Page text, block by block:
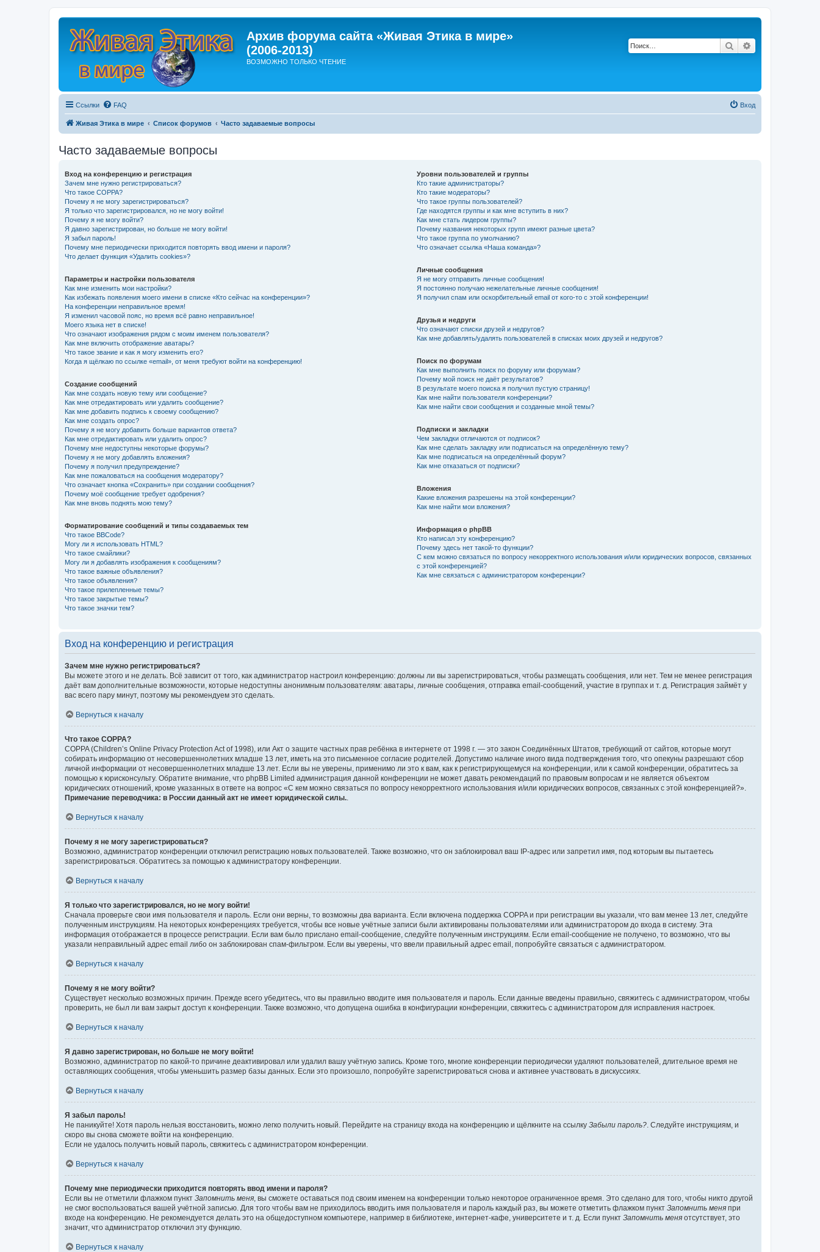
Архив форума сайта «Живая Этика в мире»
(2006-2013)
ВОЗМОЖНО ТОЛЬКО ЧТЕНИЕ
Поиск
Ссылки FAQ Вход
Живая Этика в мире Список форумов Часто задаваемые вопросы
Часто задаваемые вопросы
Вход на конференцию и регистрация
Зачем мне нужно регистрироваться?
Что такое COPPA?
Почему я не могу зарегистрироваться?
Я только что зарегистрировался, но не могу войти!
Почему я не могу войти?
Я давно зарегистрирован, но больше не могу войти!
Я забыл пароль!
Почему мне периодически приходится повторять ввод имени и пароля?
Что делает функция «Удалить cookies»?
Параметры и настройки пользователя
Как мне изменить мои настройки?
Как избежать появления моего имени в списке «Кто сейчас на конференции»?
На конференции неправильное время!
Я изменил часовой пояс, но время всё равно неправильное!
Моего языка нет в списке!
Что означают изображения рядом с моим именем пользователя?
Как мне включить отображение аватары?
Что такое звание и как я могу изменить его?
Когда я щёлкаю по ссылке «email», от меня требуют войти на конференцию!
Создание сообщений
Как мне создать новую тему или сообщение?
Как мне отредактировать или удалить сообщение?
Как мне добавить подпись к своему сообщению?
Как мне создать опрос?
Почему я не могу добавить больше вариантов ответа?
Как мне отредактировать или удалить опрос?
Почему мне недоступны некоторые форумы?
Почему я не могу добавлять вложения?
Почему я получил предупреждение?
Как мне пожаловаться на сообщения модератору?
Что означает кнопка «Сохранить» при создании сообщения?
Почему моё сообщение требует одобрения?
Как мне вновь поднять мою тему?
Форматирование сообщений и типы создаваемых тем
Что такое BBCode?
Могу ли я использовать HTML?
Что такое смайлики?
Могу ли я добавлять изображения к сообщениям?
Что такое важные объявления?
Что такое объявления?
Что такое прилепленные темы?
Что такое закрытые темы?
Что такое значки тем?
Уровни пользователей и группы
Кто такие администраторы?
Кто такие модераторы?
Что такое группы пользователей?
Где находятся группы и как мне вступить в них?
Как мне стать лидером группы?
Почему названия некоторых групп имеют разные цвета?
Что такое группа по умолчанию?
Что означает ссылка «Наша команда»?
Личные сообщения
Я не могу отправить личные сообщения!
Я постоянно получаю нежелательные личные сообщения!
Я получил спам или оскорбительный email от кого-то с этой конференции!
Друзья и недруги
Что означают списки друзей и недругов?
Как мне добавлять/удалять пользователей в списках моих друзей и недругов?
Поиск по форумам
Как мне выполнить поиск по форуму или форумам?
Почему мой поиск не даёт результатов?
В результате моего поиска я получил пустую страницу!
Как мне найти пользователя конференции?
Как мне найти свои сообщения и созданные мной темы?
Подписки и закладки
Чем закладки отличаются от подписок?
Как мне сделать закладку или подписаться на определённую тему?
Как мне подписаться на определённый форум?
Как мне отказаться от подписки?
Вложения
Какие вложения разрешены на этой конференции?
Как мне найти мои вложения?
Информация о phpBB
Кто написал эту конференцию?
Почему здесь нет такой-то функции?
С кем можно связаться по вопросу некорректного использования и/или юридических вопросов, связанных
с этой конференцией?
Как мне связаться с администратором конференции?
Вход на конференцию и регистрация
Зачем мне нужно регистрироваться?
Вы можете этого и не делать. Всё зависит от того, как администратор настроил конференцию: должны ли вы зарегистрироваться, чтобы размещать сообщения, или нет. Тем не менее регистрация
даёт вам дополнительные возможности, которые недоступны анонимным пользователям: аватары, личные сообщения, отправка email-сообщений, участие в группах и т. д. Регистрация займёт у
вас всего пару минут, поэтому мы рекомендуем это сделать.
Вернуться к началу
Что такое COPPA?
COPPA (Children’s Online Privacy Protection Act of 1998), или Акт о защите частных прав ребёнка в интернете от 1998 г. — это закон Соединённых Штатов, требующий от сайтов, которые могут
собирать информацию от несовершеннолетних младше 13 лет, иметь на это письменное согласие родителей. Допустимо наличие иного вида подтверждения того, что опекуны разрешают сбор
личной информации от несовершеннолетних младше 13 лет. Если вы не уверены, применимо ли это к вам, как к регистрирующемуся на конференции, или к самой конференции, обратитесь за
помощью к юрисконсульту. Обратите внимание, что phpBB Limited администрация данной конференции не может давать рекомендаций по правовым вопросам и не является объектом
юридических отношений, кроме указанных в ответе на вопрос «С кем можно связаться по вопросу некорректного использования и/или юридических вопросов, связанных с этой конференцией?».
Примечание переводчика: в России данный акт не имеет юридической силы..
Вернуться к началу
Почему я не могу зарегистрироваться?
Возможно, администратор конференции отключил регистрацию новых пользователей. Также возможно, что он заблокировал ваш IP-адрес или запретил имя, под которым вы пытаетесь
зарегистрироваться. Обратитесь за помощью к администратору конференции.
Вернуться к началу
Я только что зарегистрировался, но не могу войти!
Сначала проверьте свои имя пользователя и пароль. Если они верны, то возможны два варианта. Если включена поддержка COPPA и при регистрации вы указали, что вам менее 13 лет, следуйте
полученным инструкциям. На некоторых конференциях требуется, чтобы все новые учётные записи были активированы пользователями или администратором до входа в систему. Эта
информация отображается в процессе регистрации. Если вам было прислано email-сообщение, следуйте полученным инструкциям. Если email-сообщение не получено, то возможно, что вы
указали неправильный адрес email либо он заблокирован спам-фильтром. Если вы уверены, что ввели правильный адрес email, попробуйте связаться с администратором.
Вернуться к началу
Почему я не могу войти?
Существует несколько возможных причин. Прежде всего убедитесь, что вы правильно вводите имя пользователя и пароль. Если данные введены правильно, свяжитесь с администратором, чтобы
проверить, не был ли вам закрыт доступ к конференции. Также возможно, что допущена ошибка в конфигурации конференции, свяжитесь с администратором для исправления настроек.
Вернуться к началу
Я давно зарегистрирован, но больше не могу войти!
Возможно, администратор по какой-то причине деактивировал или удалил вашу учётную запись. Кроме того, многие конференции периодически удаляют пользователей, длительное время не
оставляющих сообщения, чтобы уменьшить размер базы данных. Если это произошло, попробуйте зарегистрироваться снова и активнее участвовать в дискуссиях.
Вернуться к началу
Я забыл пароль!
Не паникуйте! Хотя пароль нельзя восстановить, можно легко получить новый. Перейдите на страницу входа на конференцию и щёлкните на ссылку Забыли пароль?. Следуйте инструкциям, и
скоро вы снова сможете войти на конференцию.
Если не удалось получить новый пароль, свяжитесь с администратором конференции.
Вернуться к началу
Почему мне периодически приходится повторять ввод имени и пароля?
Если вы не отметили флажком пункт Запомнить меня, вы сможете оставаться под своим именем на конференции только некоторое ограниченное время. Это сделано для того, чтобы никто другой
не смог воспользоваться вашей учётной записью. Для того чтобы вам не приходилось вводить имя пользователя и пароль каждый раз, вы можете отметить флажком пункт Запомнить меня при
входе на конференцию. Не рекомендуется делать это на общедоступном компьютере, например в библиотеке, интернет-кафе, университете и т. д. Если пункт Запомнить меня отсутствует, это
значит, что администратор отключил эту функцию.
Вернуться к началу